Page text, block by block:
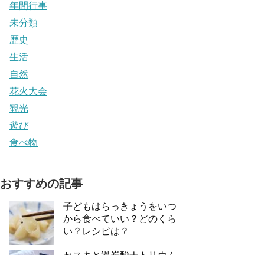
年間行事
未分類
歴史
生活
自然
花火大会
観光
遊び
食べ物
おすすめの記事
子どもはらっきょうをいつ
から食べていい？どのくら
い？レシピは？